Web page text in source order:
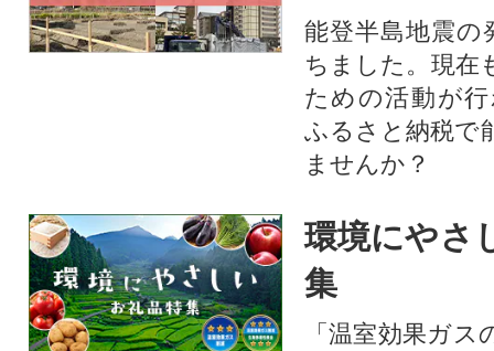
能登半島地震の
ちました。現在
ための活動が
ふるさと納税で
ませんか？
環境にやさ
集
「温室効果ガ